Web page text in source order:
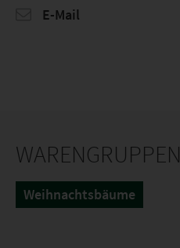
E-Mail
WARENGRUPPEN
Weihnachtsbäume